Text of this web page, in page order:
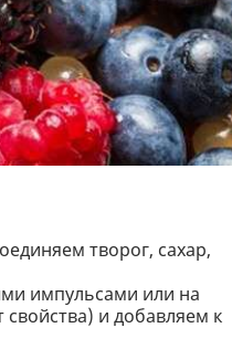
творог, сахар,
импульсами или на
и добавляем к